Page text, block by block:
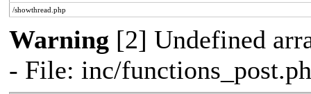
/showthread.php
Warning [2] Undefined
- File: inc/